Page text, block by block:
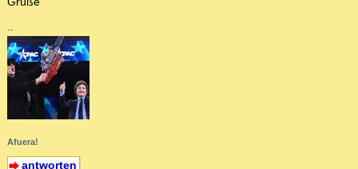
--
Afuera!
antworten